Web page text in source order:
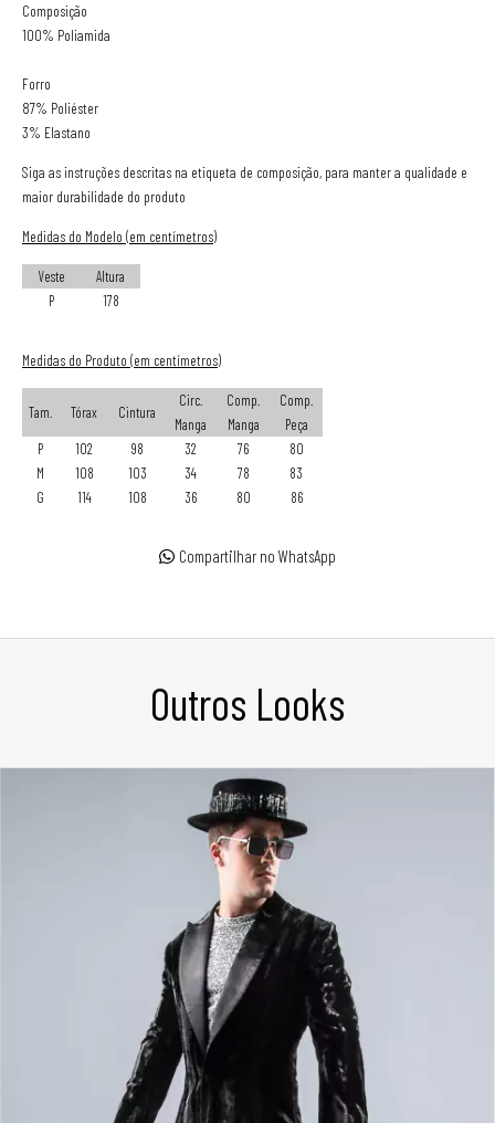
Composição
100% Poliamida
Forro
87% Poliéster
3% Elastano
Siga as instruções descritas na etiqueta de composição, para manter a qualidade e
maior durabilidade do produto
Medidas do Modelo (em centímetros)
Veste
Altura
P
178
Medidas do Produto (em centímetros)
Tam. Tórax Cintura
Circ.
Manga
Comp.
Manga
Comp.
Peça
P
102 98 32 76
80
M
108 103 34 78
83
G
114 108 36 80 86
Compartilhar no WhatsApp
Outros Looks